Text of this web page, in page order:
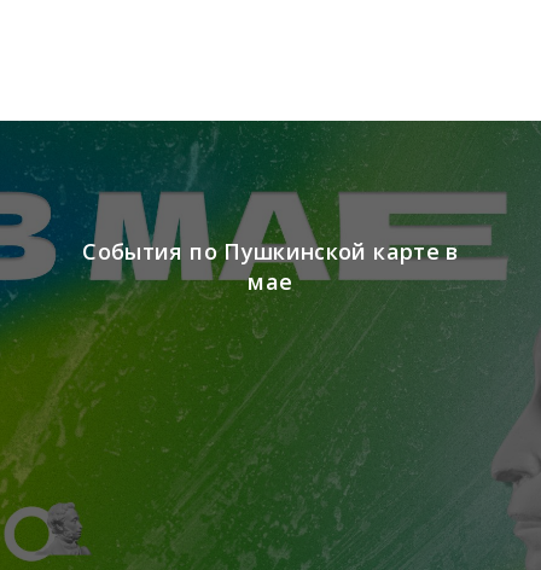
События по Пушкинской карте в
мае